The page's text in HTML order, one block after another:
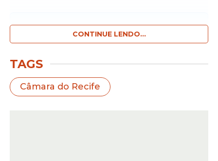
Notícias pelo WhatsApp
Receba as notícias exclusivas do
de Prefeiturapelo nosso canal.
CONTINUE LENDO...
TAGS
Câmara do Recife